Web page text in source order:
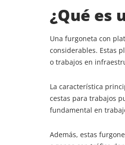
¿Qué es
Una furgoneta con
considerables. Estas
o trabajos en
La característica
cestas para trabajos
fundamental en
Además, estas